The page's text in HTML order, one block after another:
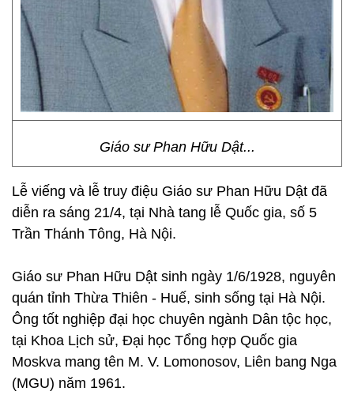
Giáo sư Phan Hữu Dật...
Lễ viếng và lễ truy điệu Giáo sư Phan Hữu Dật đã
diễn ra sáng 21/4, tại Nhà tang lễ Quốc gia, số 5
Trần Thánh Tông, Hà Nội.
Giáo sư Phan Hữu Dật sinh ngày 1/6/1928, nguyên
quán tỉnh Thừa Thiên - Huế, sinh sống tại Hà Nội.
Ông tốt nghiệp đại học chuyên ngành Dân tộc học,
tại Khoa Lịch sử, Đại học Tổng hợp Quốc gia
Moskva mang tên M. V. Lomonosov, Liên bang Nga
(MGU) năm 1961.